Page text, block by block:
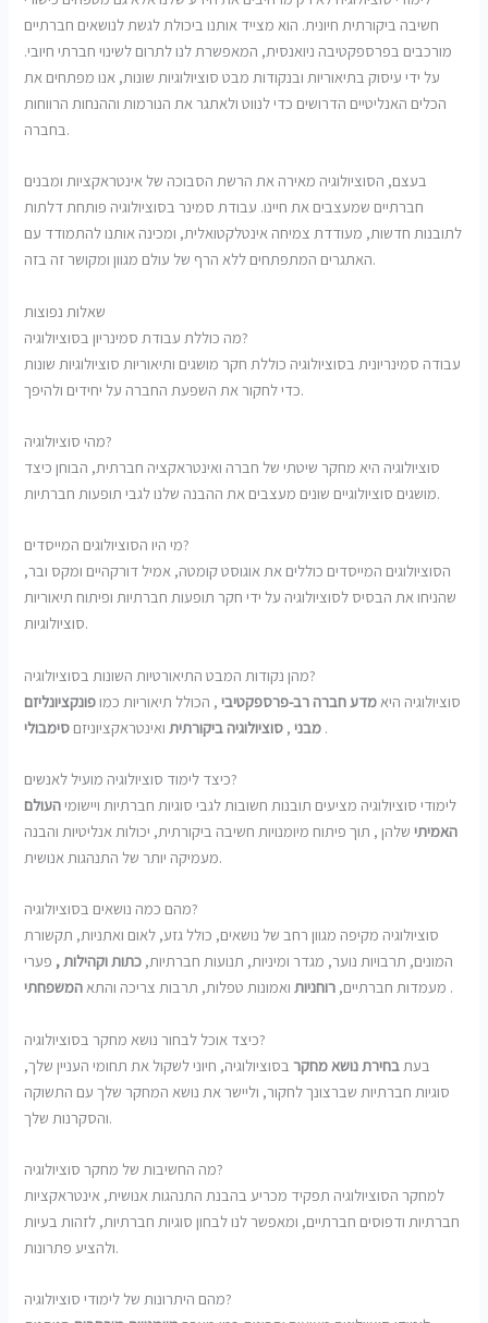
חשיבה ביקורתית חיונית. הוא מצייד אותנו ביכולת לגשת לנושאים חברתיים
מורכבים בפרספקטיבה ניואנסית, המאפשרת לנו לתרום לשינוי חברתי חיובי.
על ידי עיסוק בתיאוריות ובנקודות מבט סוציולוגיות שונות, אנו מפתחים את
הכלים האנליטיים הדרושים כדי לנווט ולאתגר את הנורמות וההנחות הרווחות
בחברה.
בעצם, הסוציולוגיה מאירה את הרשת הסבוכה של אינטראקציות ומבנים
חברתיים שמעצבים את חיינו. עבודת סמינר בסוציולוגיה פותחת דלתות
לתובנות חדשות, מעודדת צמיחה אינטלקטואלית, ומכינה אותנו להתמודד עם
האתגרים המתפתחים ללא הרף של עולם מגוון ומקושר זה בזה.
שאלות נפוצות
מה כוללת עבודת סמינריון בסוציולוגיה?
עבודה סמינריונית בסוציולוגיה כוללת חקר מושגים ותיאוריות סוציולוגיות שונות
כדי לחקור את השפעת החברה על יחידים ולהיפך.
מהי סוציולוגיה?
סוציולוגיה היא מחקר שיטתי של חברה ואינטראקציה חברתית, הבוחן כיצד
מושגים סוציולוגיים שונים מעצבים את ההבנה שלנו לגבי תופעות חברתיות.
מי היו הסוציולוגים המייסדים?
הסוציולוגים המייסדים כוללים את אוגוסט קומטה, אמיל דורקהיים ומקס ובר,
שהניחו את הבסיס לסוציולוגיה על ידי חקר תופעות חברתיות ופיתוח תיאוריות
סוציולוגיות.
מהן נקודות המבט התיאורטיות השונות בסוציולוגיה?
סוציולוגיה היא מדע חברה רב-פרספקטיבי, הכולל תיאוריות כמופונקציונליזם
מבני, סוציולוגיה ביקורתית ואינטראקציוניזם סימבולי .
כיצד לימוד סוציולוגיה מועיל לאנשים?
לימודי סוציולוגיה מציעים תובנות חשובות לגבי סוגיות חברתיות ויישומיהעולם
האמיתישלהן , תוך פיתוח מיומנויות חשיבה ביקורתית, יכולות אנליטיות והבנה
מעמיקה יותר של התנהגות אנושית.
מהם כמה נושאים בסוציולוגיה?
סוציולוגיה מקיפה מגוון רחב של נושאים, כולל גזע, לאום ואתניות, תקשורת
המונים, תרבויות נוער, מגדר ומיניות, תנועות חברתיות, כתות וקהילות, פערי
מעמדות חברתיים, רוחניותואמונות טפלות, תרבות צריכה והתאהמשפחתי .
כיצד אוכל לבחור נושא מחקר בסוציולוגיה?
בעת בחירת נושא מחקרבסוציולוגיה, חיוני לשקול את תחומי העניין שלך,
סוגיות חברתיות שברצונך לחקור, וליישר את נושא המחקר שלך עם התשוקה
והסקרנות שלך.
מה החשיבות של מחקר סוציולוגיה?
למחקר הסוציולוגיה תפקיד מכריע בהבנת התנהגות אנושית, אינטראקציות
חברתיות ודפוסים חברתיים, ומאפשר לנו לבחון סוגיות חברתיות, לזהות בעיות
ולהציע פתרונות.
מהם היתרונות של לימודי סוציולוגיה?